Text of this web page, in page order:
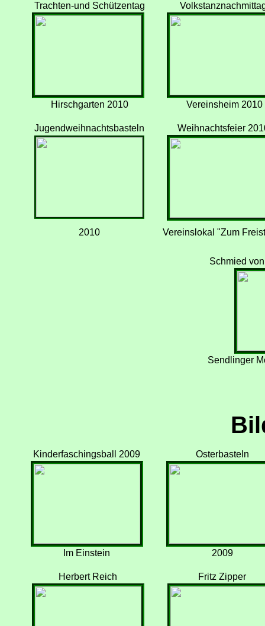
Trachten-und Schützentag
Hirschgarten 2010 Vereinsheim 2010
Jugendweihnachtsbasteln Weihnachtsfeier
2010 Vereinslokal "Zum
Schmied
Sendlinger
Kinderfaschingsball 2009 Osterbasteln
Im Einstein 2009
Herbert Reich Fritz Zipper